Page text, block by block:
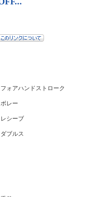
フォアハンドストローク
ボレー
レシーブ
ダブルス